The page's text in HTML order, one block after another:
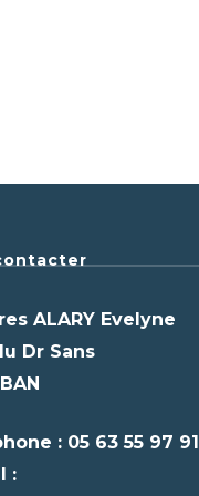
ALARY Evelyne
Dr Sans
: 05 63 55 97 91
: